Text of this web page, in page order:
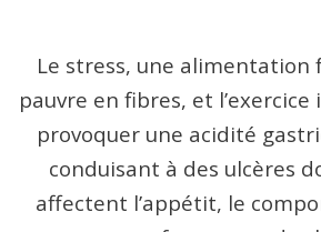
Le stress, une alimentation
pauvre en fibres, et
provoquer une acidité
conduisant à des ulcères
affectent l’appétit, le